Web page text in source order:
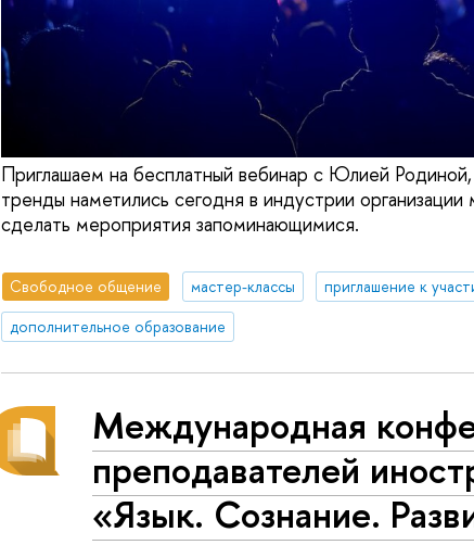
Приглашаем на бесплатный вебинар с Юлией
тренды наметились сегодня в индустрии
сделать мероприятия запоминающимися.
Свободное общение мастер-классы
приглашение к
дополнительное образование
Международная
преподавателей
«Язык. Сознание.